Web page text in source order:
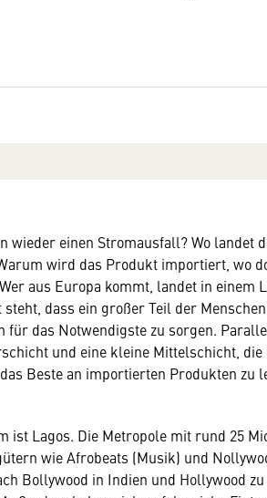
wieder einen Stromausfall? Wo landet
wird das Produkt importiert, wo
aus Europa kommt, landet in einem
dass ein großer Teil der
für das Notwendigste zu sorgen.
und eine kleine Mittelschicht,
Beste an importierten Produkten zu
ist Lagos. Die Metropole mit rund 25
wie Afrobeats (Musik) und
Bollywood in Indien und Hollywood